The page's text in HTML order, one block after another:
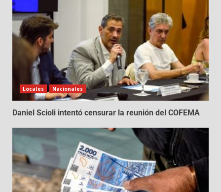
Locales Nacionales
Daniel Scioli intentó censurar la reunión del COFEMA